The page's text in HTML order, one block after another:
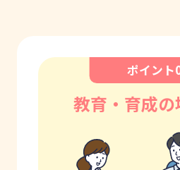
教育・育成の